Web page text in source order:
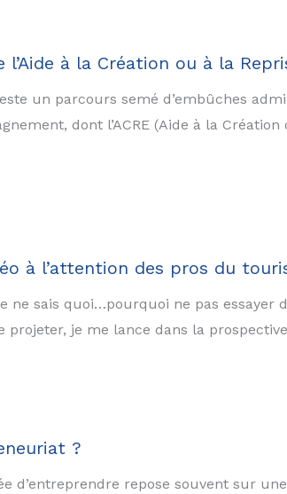
à la Création ou à la
un parcours semé d’embûches
dont l’ACRE (Aide à la Création
à l’attention des pros du
ne sais quoi…pourquoi ne pas essayer
projeter, je me lance dans la
?
d’entreprendre repose souvent sur